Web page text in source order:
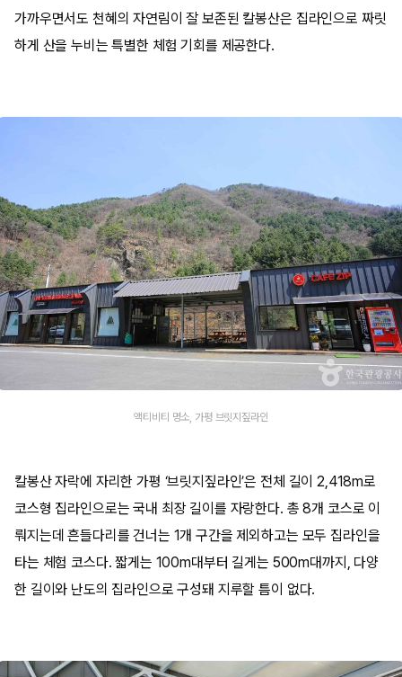
가까우면서도 천혜의 자연림이 잘 보존된 칼봉산은 집라인으로 짜릿
하게 산을 누비는 특별한 체험 기회를 제공한다.
액티비티 명소, 가평 브릿지짚라인
칼봉산 자락에 자리한 가평 ‘브릿지짚라인’은 전체 길이 2,418m로
코스형 집라인으로는 국내 최장 길이를 자랑한다. 총 8개 코스로 이
뤄지는데 흔들다리를 건너는 1개 구간을 제외하고는 모두 집라인을
타는 체험 코스다. 짧게는 100m대부터 길게는 500m대까지, 다양
한 길이와 난도의 집라인으로 구성돼 지루할 틈이 없다.